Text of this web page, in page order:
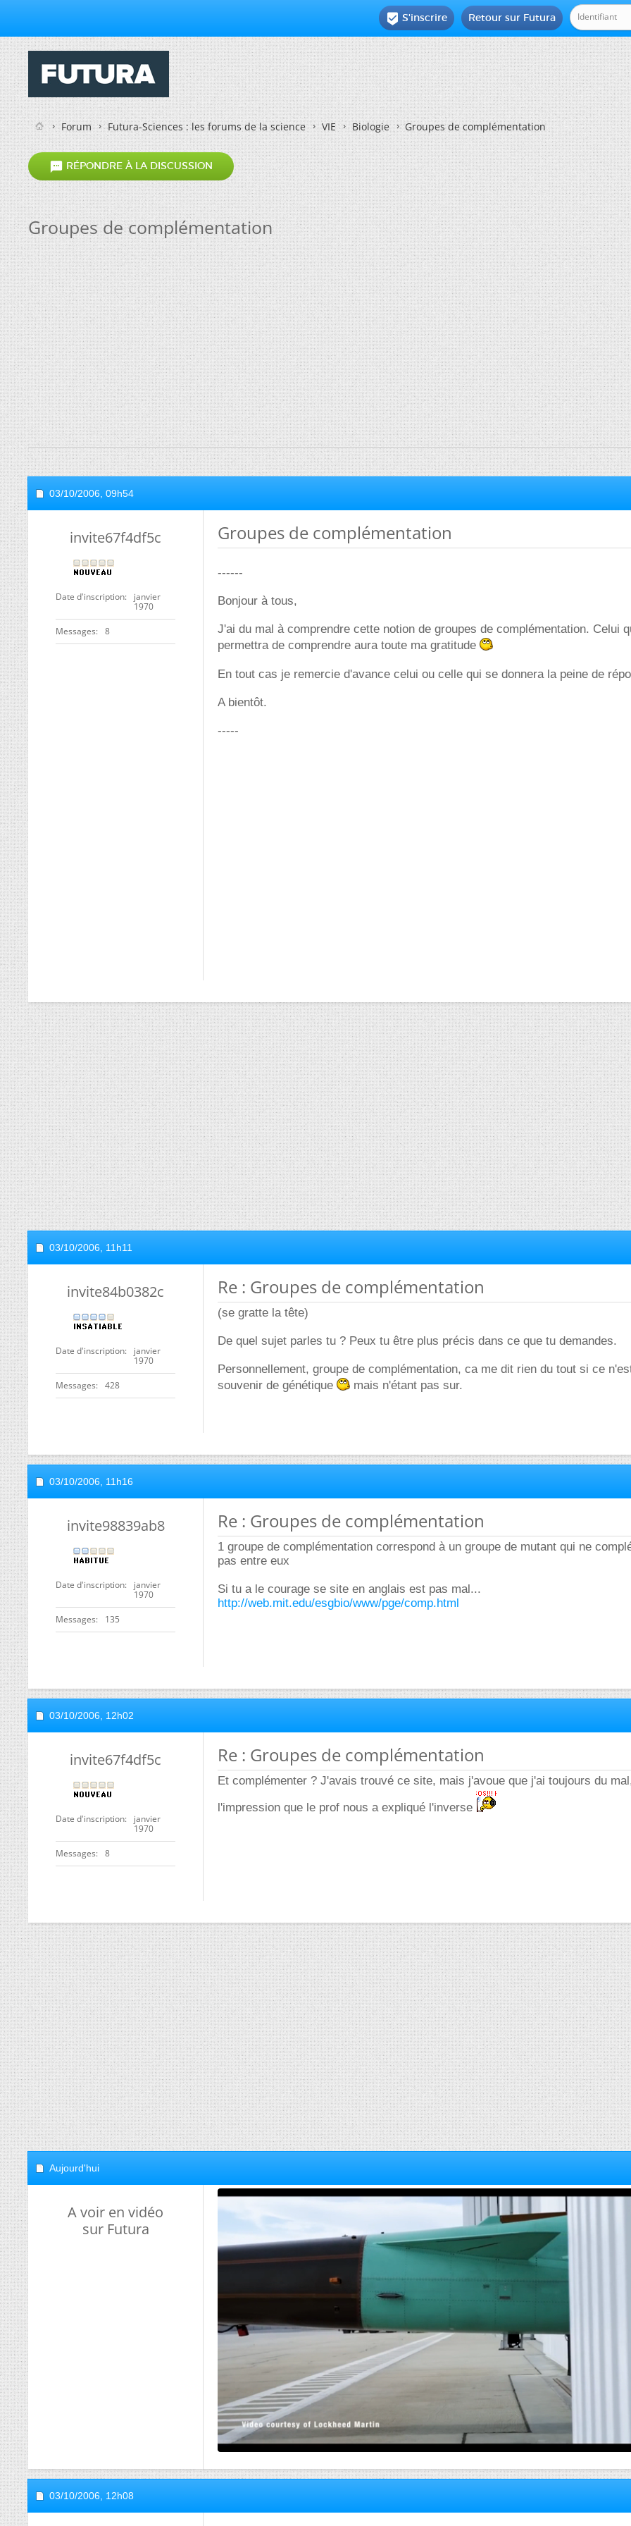
Retour sur Futura
 S'inscrire
Forum Futura-Sciences : les forums de la science VIE Biologie Groupes de complémentation
 RÉPONDRE À LA DISCUSSION
Groupes de complémentation
03/10/2006, 09h54
invite67f4df5c
Date d'inscription
janvier
1970
Messages 8
Groupes de complémentation
------
Bonjour à tous,
J'ai du mal à comprendre cette notion de groupes de complémentation. Celui
permettra de comprendre aura toute ma gratitude
En tout cas je remercie d'avance celui ou celle qui se donnera la peine de
A bientôt.
-----
03/10/2006, 11h11
invite84b0382c
Date d'inscription
janvier
1970
Messages 428
Re : Groupes de complémentation
(se gratte la tête)
De quel sujet parles tu ? Peux tu être plus précis dans ce que tu demandes.
Personnellement, groupe de complémentation, ca me dit rien du tout si ce
souvenir de génétique
mais n'étant pas sur.
03/10/2006, 11h16
invite98839ab8
Date d'inscription
janvier
1970
Messages 135
Re : Groupes de complémentation
1 groupe de complémentation correspond à un groupe de mutant qui ne
pas entre eux
Si tu a le courage se site en anglais est pas mal...
http://web.mit.edu/esgbio/www/pge/comp.html
03/10/2006, 12h02
invite67f4df5c
Date d'inscription
janvier
1970
Messages 8
Re : Groupes de complémentation
Et complémenter ? J'avais trouvé ce site, mais j'avoue que j'ai toujours du
l'impression que le prof nous a expliqué l'inverse
Aujourd'hui
A voir en vidéo
sur Futura
03/10/2006, 12h08